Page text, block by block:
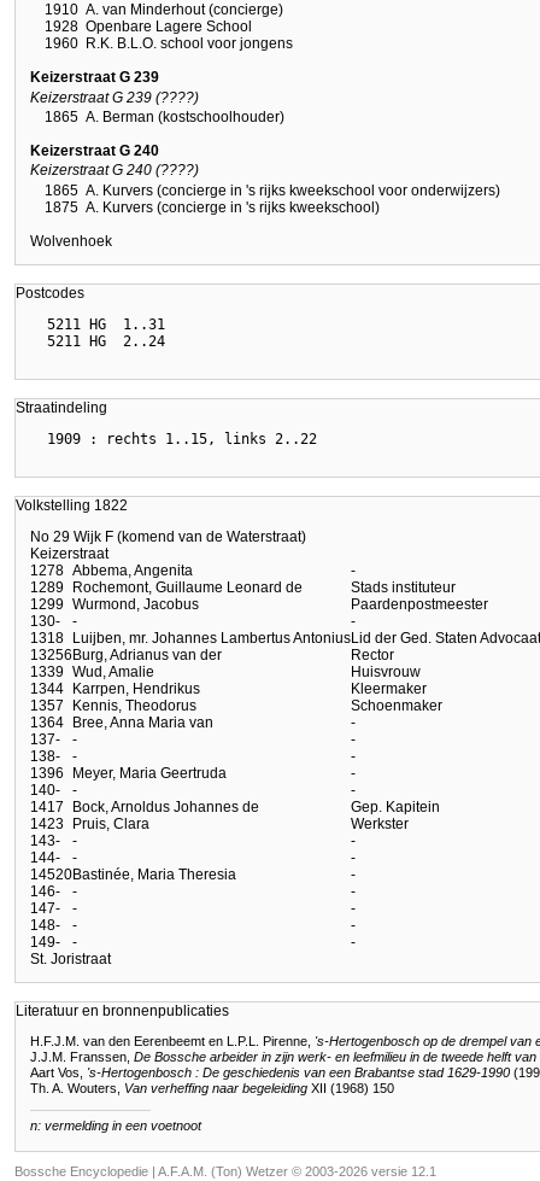
1910 A. van Minderhout (concierge)
1928 Openbare Lagere School
1960 R.K. B.L.O. school voor jongens
Keizerstraat G 239
Keizerstraat G 239 (????)
1865 A. Berman (kostschoolhouder)
Keizerstraat G 240
Keizerstraat G 240 (????)
1865 A. Kurvers (concierge in 's rijks kweekschool voor onderwijzers)
1875 A. Kurvers (concierge in 's rijks kweekschool)
Wolvenhoek
Postcodes
  5211 HG  1..31
Straatindeling
Volkstelling 1822
No 29 Wijk F (komend van de Waterstraat)
Keizerstraat
1278 Abbema, Angenita
-
1289 Rochemont, Guillaume Leonard de
Stads instituteur
1299 Wurmond, Jacobus
Paardenpostmeester
130- -
-
1318 Luijben, mr. Johannes Lambertus AntoniusLid der Ged. Staten Advocaat
13256Burg, Adrianus van der
Rector
1339 Wud, Amalie
Huisvrouw
1344 Karrpen, Hendrikus
Kleermaker
1357 Kennis, Theodorus
Schoenmaker
1364 Bree, Anna Maria van
-
137- -
-
138- -
-
1396 Meyer, Maria Geertruda
-
140- -
-
1417 Bock, Arnoldus Johannes de
Gep. Kapitein
1423 Pruis, Clara
Werkster
143- -
-
144- -
-
14520Bastinée, Maria Theresia
-
146- -
-
147- -
-
148- -
-
149- -
-
St. Joristraat
Literatuur en bronnenpublicaties
H.F.J.M. van den Eerenbeemt en L.P.L. Pirenne, 's-Hertogenbosch op de drempel van
J.J.M. Franssen, De Bossche arbeider in zijn werk- en leefmilieu in de tweede helft
Aart Vos, 's-Hertogenbosch : De geschiedenis van een Brabantse stad 1629-1990
Th. A. Wouters, Van verheffing naar begeleiding XII (1968) 150
n: vermelding in een voetnoot
Bossche Encyclopedie | A.F.A.M. (Ton) Wetzer © 2003-2026 versie 12.1